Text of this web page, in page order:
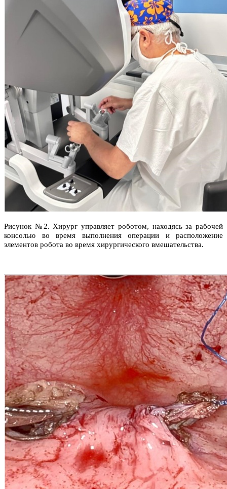
Рисунок №2. Хирург управляет роботом, находясь за рабочей
консолью во время выполнения операции и расположение
элементов робота во время хирургического вмешательства.